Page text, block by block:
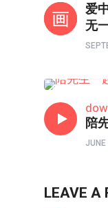
爱
无
陪
LEAVE A